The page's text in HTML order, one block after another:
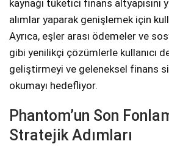
kaynağı tüketici finans altyapısını
alımlar yaparak genişlemek için
Ayrıca, eşler arası ödemeler ve
gibi yenilikçi çözümlerle kullanıcı
geliştirmeyi ve geleneksel finans
okumayı hedefliyor.
Phantom’un Son
Stratejik Adımları